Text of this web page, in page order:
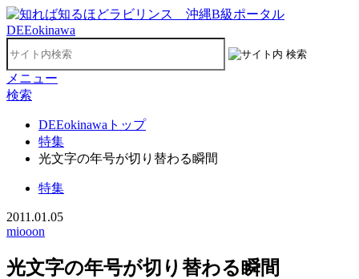
メニュー
検索
DEEokinawaトップ
特集
光文字の年号が切り替わる瞬間
特集
2011.01.05
miooon
光文字の年号が切り替わる瞬間